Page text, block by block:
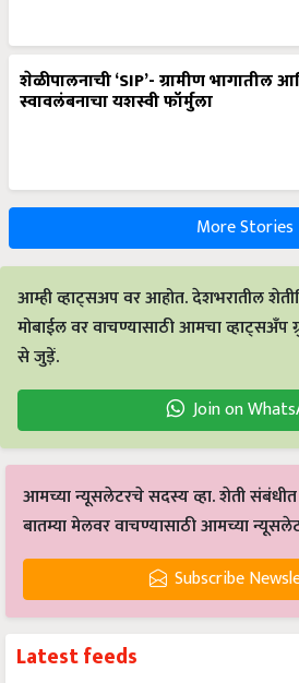
शेळीपालनाची ‘SIP’- ग्रामीण भागातील
स्वावलंबनाचा यशस्वी फॉर्मुला
More Stories
आम्ही व्हाट्सअप वर आहोत. देशभरातील
मोबाईल वर वाचण्यासाठी आमचा व्हाट्सअँप
से जुड़ें.
Join on
आमच्या न्यूसलेटरचे सदस्य व्हा. शेती
बातम्या मेलवर वाचण्यासाठी आमच्या
Subscribe
Latest feeds